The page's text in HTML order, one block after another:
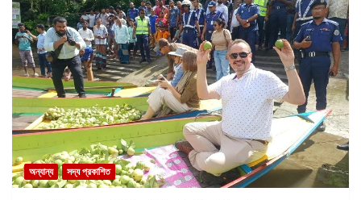
অন্যান্য সদ্য প্রকাশিত